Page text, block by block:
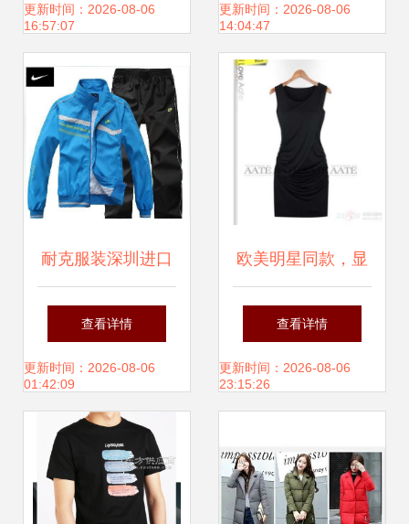
与优势解析
更新时间：2026-08-06
16:57:07
流，期待您的加入
更新时间：2026-08-06
14:04:47
耐克服装深圳进口
清关 专业代理公司
助力高效通关
查看详情
更新时间：2026-08-06
01:42:09
欧美明星同款，显
瘦显气质 探秘杰卡
西新款礼服包臀连
查看详情
更新时间：2026-08-06
23:15:26